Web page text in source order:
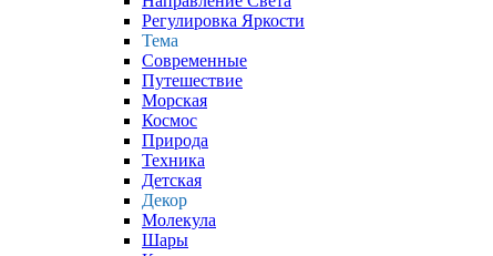
Регулировка Яркости
Тема
Современные
Путешествие
Морская
Космос
Природа
Техника
Детская
Декор
Молекула
Шары